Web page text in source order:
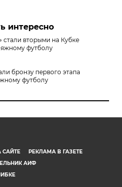
интересно
стали вторыми на Кубке
футболу
бронзу первого этапа
футболу
САЙТЕ
РЕКЛАМА В ГАЗЕТЕ
АИФ